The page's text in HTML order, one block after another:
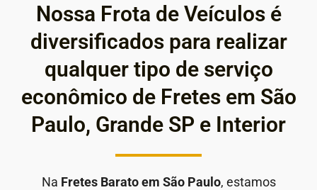
Nossa Frota de Veículos é
diversificados para realizar
qualquer tipo de serviço
econômico de Fretes em São
Paulo, Grande SP e Interior
Na Fretes Barato em São Paulo, estamos